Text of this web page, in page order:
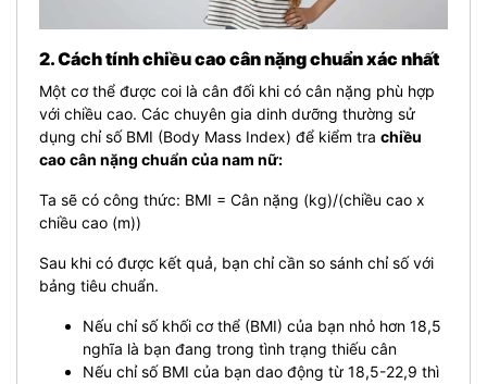
2. Cách tính chiều cao cân nặng chuẩn xác nhất
Một cơ thể được coi là cân đối khi có cân nặng phù hợp
với chiều cao. Các chuyên gia dinh dưỡng thường sử
dụng chỉ số BMI (Body Mass Index) để kiểm tra chiều
cao cân nặng chuẩn của nam nữ:
Ta sẽ có công thức: BMI = Cân nặng (kg)/(chiều cao x
chiều cao (m))
Sau khi có được kết quả, bạn chỉ cần so sánh chỉ số với
bảng tiêu chuẩn.
Nếu chỉ số khối cơ thể (BMI) của bạn nhỏ hơn 18,5
nghĩa là bạn đang trong tình trạng thiếu cân
Nếu chỉ số BMI của bạn dao động từ 18,5-22,9 thì